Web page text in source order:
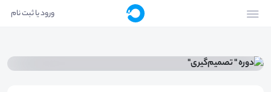
ورود یا ثبت نام